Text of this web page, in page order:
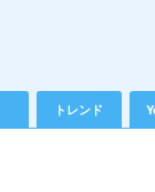
トレンド